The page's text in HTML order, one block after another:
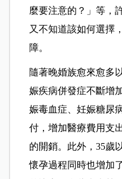
麼要注意的？」等，
又不知道該如何選擇
障。
隨著晚婚族愈來愈多
娠疾病併發症不斷增
娠毒血症、妊娠糖尿
付，增加醫療費用支
的開銷。此外，35歲
懷孕過程同時也增加